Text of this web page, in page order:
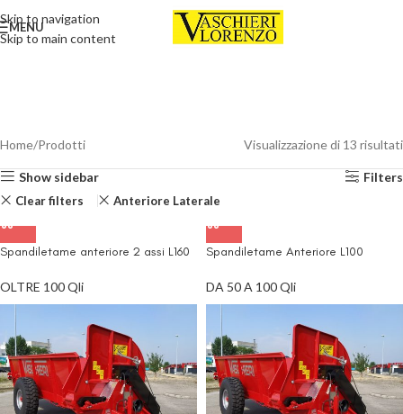
Skip to navigation
Skip to main content
MENU
Home Prodotti Visualizzazione di 13 risultati
Show sidebar Filters
Clear filters Anteriore Laterale
Spandiletame anteriore 2 assi L160
OLTRE 100 Qli
Spandiletame Anteriore L100
DA 50 A 100 Qli